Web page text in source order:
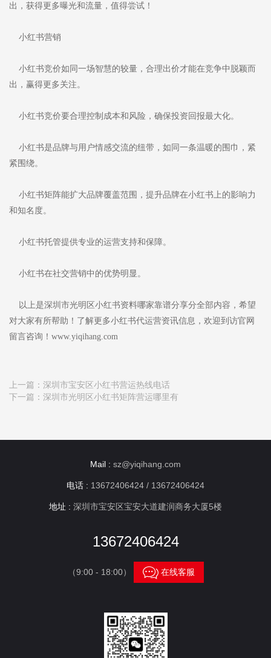
出，获得更多曝光和流量，值得尝试！
小红书营销
小红书竞价如同一场智慧的较量，合理出价才能在竞争中脱颖而
出，赢得更多关注。
小红书竞价要合理控制成本和风险，确保投资回报最大化。
小红书是品牌与用户情感交流的纽带，如同一条温暖的围巾，紧
紧围绕。
小红书矩阵能扩大品牌覆盖范围，提升品牌在小红书上的影响力
和知名度。
小红书托管提供专业的运营支持和保障。
小红书在社交营销中的优势明显。
以上是深圳市光明区小红书资料哪家靠谱分享分全部内容，希望
对大家有所帮助！了解更多小红书代运营资讯信息，欢迎到访官网
留言咨询！www.yiqihang.com
上一篇： 深圳市宝安区小红书营运热线电话
下一篇： 深圳市光明区小红书矩阵营运哪里有
Mail : sz@yiqihang.com
电话 : 13672406424 / 13672406424
地址 : 深圳市宝安区宝安大道建润商务大厦5楼
13672406424
（9:00 - 18:00） 在线客服